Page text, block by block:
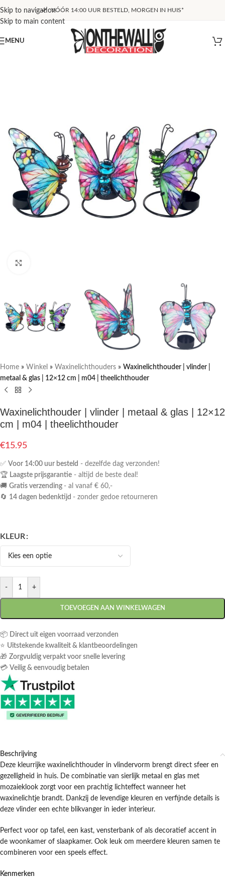
Skip to navigation
Skip to main content
VÓÓR 14:00 UUR BESTELD, MORGEN IN HUIS*
MENU
Home » Winkel » Waxinelichthouders » Waxinelichthouder | vlinder |
metaal & glas | 12×12 cm | m04 | theelichthouder
Waxinelichthouder | vlinder | metaal & glas | 12×12
cm | m04 | theelichthouder
€15.95
✅ Voor 14:00 uur besteld - dezelfde dag verzonden!
🏆 Laagste prijsgarantie - altijd de beste deal!
🚚 Gratis verzending - al vanaf € 60,-
🔄 14 dagen bedenktijd - zonder gedoe retourneren
KLEUR
- +
TOEVOEGEN AAN WINKELWAGEN
📦 Direct uit eigen voorraad verzonden
⭐ Uitstekende kwaliteit & klantbeoordelingen
🎁 Zorgvuldig verpakt voor snelle levering
💳 Veilig & eenvoudig betalen
Beschrijving
Deze kleurrijke waxinelichthouder in vlindervorm brengt direct sfeer en
gezelligheid in huis. De combinatie van sierlijk metaal en glas met
mozaieklook zorgt voor een prachtig lichteffect wanneer het
waxinelichtje brandt. Dankzij de levendige kleuren en verfijnde details is
deze vlinder een echte blikvanger in ieder interieur.
Perfect voor op tafel, een kast, vensterbank of als decoratief accent in
de woonkamer of slaapkamer. Ook leuk om meerdere kleuren samen te
combineren voor een speels effect.
Kenmerken